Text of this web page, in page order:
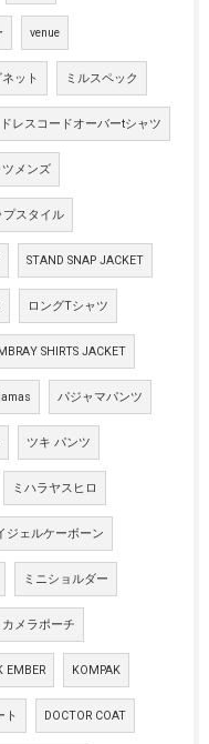
venue
ット ミルスペック
ドレスコードオーバーtシャツ
メンズ
プスタイル
STAND SNAP JACKET
ロングTシャツ
SHIRTS JACKET
パジャマパンツ
ツキ パンツ
ミハラヤスヒロ
ジェルケーボーン
ミニショルダー
カメラポーチ
EMBER KOMPAK
ト DOCTOR COAT